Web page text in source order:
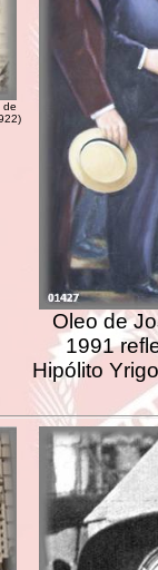
de
Oleo de
1991
Hipólito